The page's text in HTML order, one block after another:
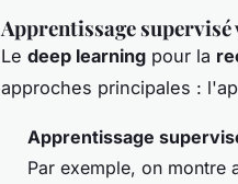
Apprentissage supervisé
Le deep learning pour la
approches principales :
Apprentissage
Par exemple, on montre